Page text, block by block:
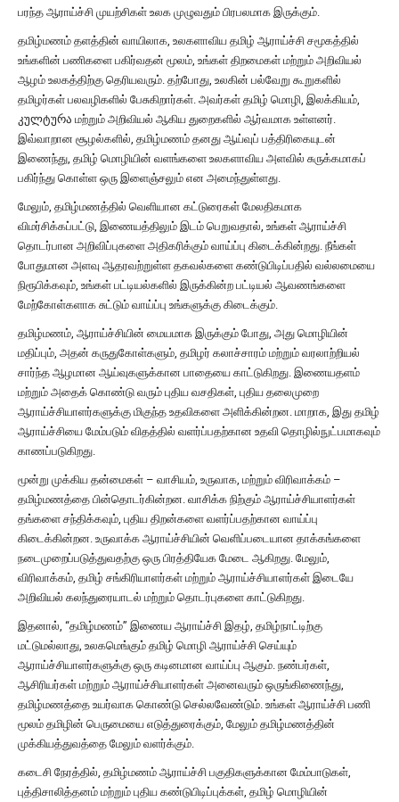
பரந்த ஆராய்ச்சி முயற்சிகள் உலக முழுவதும் பிரபலமாக இருக்கும்.
தமிழ்மணம் தளத்தின் வாயிலாக, உலகளாவிய தமிழ் ஆராய்ச்சி சமூகத்தில்
உங்களின் பணிகளை பகிர்வதன் மூலம், உங்கள் திறமைகள் மற்றும் அறிவியல்
ஆழம் உலகத்திற்கு தெரியவரும். தற்போது, உலகின் பல்வேறு கூறுகளில்
தமிழர்கள் பலவழிகளில் பேசுகிறார்கள். அவர்கள் தமிழ் மொழி, இலக்கியம்,
კულტურა மற்றும் அறிவியல் ஆகிய துறைகளில் ஆர்வமாக உள்ளனர்.
இவ்வாறான சூழல்களில், தமிழ்மணம் தனது ஆய்வுப் பத்திரிகையுடன்
இணைந்து, தமிழ் மொழியின் வளங்களை உலகளாவிய அளவில் சுருக்கமாகப்
பகிர்ந்து கொள்ள ஒரு இளைஞ்சலும் என அமைந்துள்ளது.
மேலும், தமிழ்மணத்தில் வெளியான கட்டுரைகள் மேலதிகமாக
விமர்சிக்கப்பட்டு, இணையத்திலும் இடம் பெறுவதால், உங்கள் ஆராய்ச்சி
தொடர்பான அறிவிப்புகளை அதிகரிக்கும் வாய்ப்பு கிடைக்கின்றது. நீங்கள்
போதுமான அளவு ஆதரவற்றுள்ள தகவல்களை கண்டுபிடிப்பதில் வல்லமையை
நிரூபிக்கவும், உங்கள் பட்டியல்களில் இருக்கின்ற பட்டியல் ஆவணங்களை
மேற்கோள்களாக சுட்டும் வாய்ப்பு உங்களுக்கு கிடைக்கும்.
தமிழ்மணம், ஆராய்ச்சியின் மையமாக இருக்கும் போது, அது மொழியின்
மதிப்பும், அதன் கருதுகோள்களும், தமிழர் கலாச்சாரம் மற்றும் வரலாற்றியல்
சார்ந்த ஆழமான ஆய்வுகளுக்கான பாதையை காட்டுகிறது. இணையதளம்
மற்றும் அதைக் கொண்டு வரும் புதிய வசதிகள், புதிய தலைமுறை
ஆராய்ச்சியாளர்களுக்கு மிகுந்த உதவிகளை அளிக்கின்றன. மாறாக, இது தமிழ்
ஆராய்ச்சியை மேம்படும் விதத்தில் வளர்ப்பதற்கான உதவி தொழில்நுட்பமாகவும்
காணப்படுகிறது.
மூன்று முக்கிய தன்மைகள் – வாசியம், உருவாக, மற்றும் விரிவாக்கம் –
தமிழ்மணத்தை பின்தொடர்கின்றன. வாசிக்க நிற்கும் ஆராய்ச்சியாளர்கள்
தங்களை சந்திக்கவும், புதிய திறன்களை வளர்ப்பதற்கான வாய்ப்பு
கிடைக்கின்றன. உருவாக்க ஆராய்ச்சியின் வெளிப்படையான தாக்கங்களை
நடைமுறைப்படுத்துவதற்கு ஒரு பிரத்தியேக மேடை ஆகிறது. மேலும்,
விரிவாக்கம், தமிழ் சங்கிரியாளர்கள் மற்றும் ஆராய்ச்சியாளர்கள் இடையே
அறிவியல் கலந்துரையாடல் மற்றும் தொடர்புகளை காட்டுகிறது.
இதனால், “தமிழ்மணம்” இணைய ஆராய்ச்சி இதழ், தமிழ்நாட்டிற்கு
மட்டுமல்லாது, உலகமெங்கும் தமிழ் மொழி ஆராய்ச்சி செய்யும்
ஆராய்ச்சியாளர்களுக்கு ஒரு கடினமான வாய்ப்பு ஆகும். நண்பர்கள்,
ஆசிரியர்கள் மற்றும் ஆராய்ச்சியாளர்கள் அனைவரும் ஒருங்கிணைந்து,
தமிழ்மணத்தை உயர்வாக கொண்டு செல்லவேண்டும். உங்கள் ஆராய்ச்சி பணி
மூலம் தமிழின் பெருமையை எடுத்துரைக்கும், மேலும் தமிழ்மணத்தின்
முக்கியத்துவத்தை மேலும் வளர்க்கும்.
கடைசி நேரத்தில், தமிழ்மணம் ஆராய்ச்சி பகுதிகளுக்கான மேம்பாடுகள்,
புத்திசாலித்தனம் மற்றும் புதிய கண்டுபிடிப்புக்கள், தமிழ் மொழியின்